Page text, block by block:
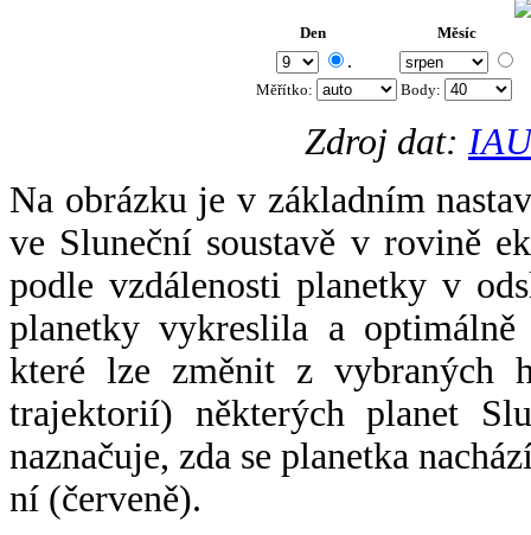
Den Měsíc
.
Měřítko: Body:
Zdroj dat:
Na obrázku je v základním
ve Sluneční soustavě v rovině
podle vzdálenosti planetky v
planetky vykreslila a
které lze změnit z vybraných
trajektorií) některých planet
naznačuje, zda se planetka
ní (červeně).